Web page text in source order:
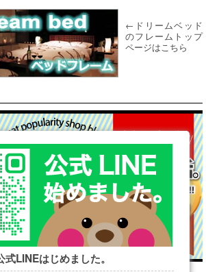
←ドリームベッド
のフレームトップ
ページはこちら
式LINEはじめました。